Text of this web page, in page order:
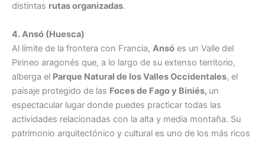
distintas rutas organizadas.
4. Ansó (Huesca)
Al límite de la frontera con Francia, Ansó es un Valle del
Pirineo aragonés que, a lo largo de su extenso territorio,
alberga el Parque Natural de los Valles Occidentales, el
paisaje protegido de las Foces de Fago y Biniés, un
espectacular lugar donde puedes practicar todas las
actividades relacionadas con la alta y media montaña. Su
patrimonio arquitectónico y cultural es uno de los más ricos